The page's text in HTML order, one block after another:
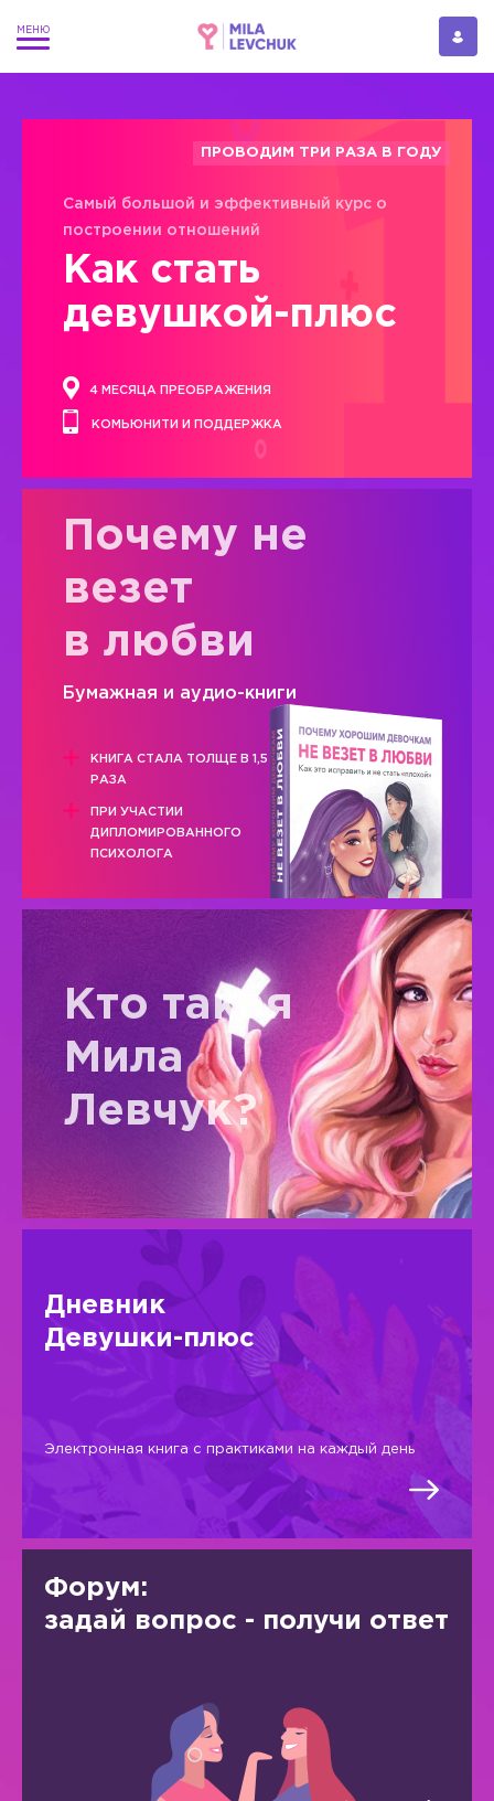
ПРОВОДИМ ТРИ РАЗА В ГОДУ
Самый большой и эффективный курс о
построении отношений
Как стать
девушкой-плюс
4 МЕСЯЦА ПРЕОБРАЖЕНИЯ
КОМЬЮНИТИ И ПОДДЕРЖКА
Почему не
везет
в любви
Бумажная и аудио-книги
КНИГА СТАЛА ТОЛЩЕ В 1,5
РАЗА
ПРИ УЧАСТИИ
ДИПЛОМИРОВАННОГО
ПСИХОЛОГА
Кто такая
Мила
Левчук?
Дневник
Девушки-плюс
Электронная книга с практиками на каждый день
Форум:
задай вопрос - получи ответ